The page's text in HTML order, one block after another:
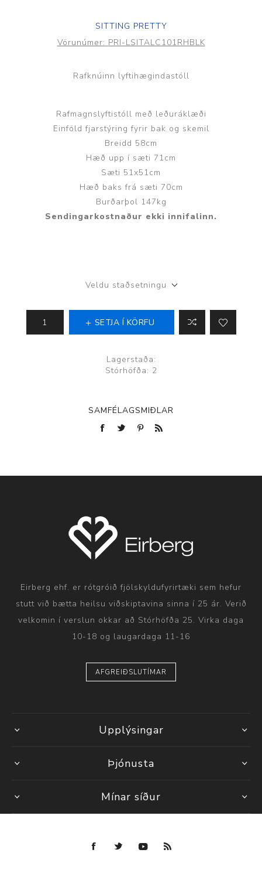
SITTING PRETTY
Vörunúmer: PRI-LSITALC101RHBLK
Rafknúinn lyftihægindastóll
Rafmagnslyftistóll með leðuráklæði
Einföld fjarstýring fyrir bak og skemil
Breidd 58cm
Hæð upp í sæti 71cm
Sæti 51x51cm
Hæð baks frá sæti 70cm
Burðarþol 147kg
Sendingarkostnaður ekki innifalinn.
Veldu staðsetningu
SETJA Í KÖRFU
Lagerstaða:
Stórhöfða: 2
SAMFÉLAGSMIÐLAR
Eirberg ehf. er rótgróið fjölskyldufyrirtæki sem hefur
stutt við bætta heilsu viðskiptavina sinna í 25 ár. Verið
velkomin í verslun okkar að Stórhöfða 25. Virka daga
10-18 og laugardaga 11-16
AFGREIÐSLUTÍMAR
Upplýsingar
Þjónusta
Mínar síður